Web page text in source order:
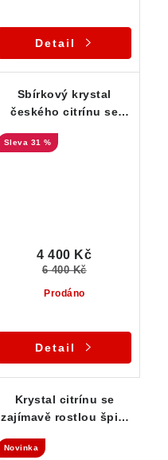
Detail
Sbírkový krystal
českého citrínu se
krásně zachovalým
31 %
Prodáno
4 400 Kč
6 400 Kč
Detail
Krystal citrínu se
zajímavě rostlou špicí
Novinka